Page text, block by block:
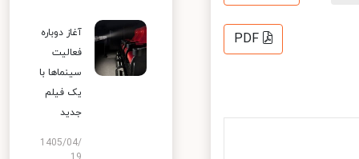
PDF
آغاز دوباره
فعالیت
سینماها با
یک فیلم
جدید
1405/04/